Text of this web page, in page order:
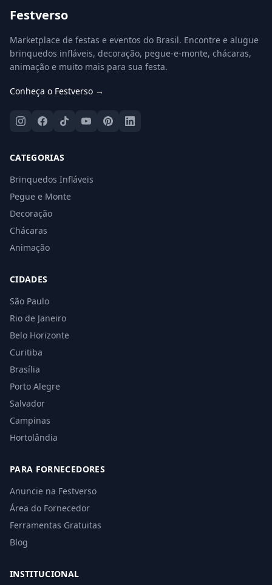
Festverso
Marketplace de festas e eventos do Brasil. Encontre e alugue
brinquedos infláveis, decoração, pegue-e-monte, chácaras,
animação e muito mais para sua festa.
Conheça o Festverso →
CATEGORIAS
Brinquedos Infláveis
Pegue e Monte
Decoração
Chácaras
Animação
CIDADES
São Paulo
Rio de Janeiro
Belo Horizonte
Curitiba
Brasília
Porto Alegre
Salvador
Campinas
Hortolândia
PARA FORNECEDORES
Anuncie na Festverso
Área do Fornecedor
Ferramentas Gratuitas
Blog
INSTITUCIONAL